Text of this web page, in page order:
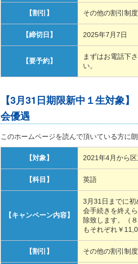
【割引】 その他の割引制
【締切日】 2025年7月7日
【要予約】
まずはお電話下
い。
【3月31日期限新中１生対象
会優遇
このホームページを読んで頂いている方に
【対象】 2021年4月から
【科目】 英語
【キャンペーン内容】
3月31日までに初
会手続きを終え
除致します。（
もそれぞれ￥
【割引】 その他の割引制